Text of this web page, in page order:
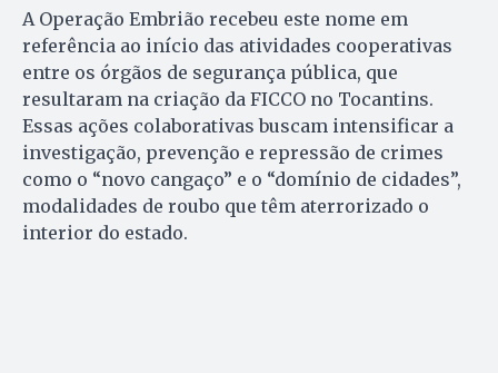
A Operação Embrião recebeu este nome em
referência ao início das atividades cooperativas
entre os órgãos de segurança pública, que
resultaram na criação da FICCO no Tocantins.
Essas ações colaborativas buscam intensificar a
investigação, prevenção e repressão de crimes
como o “novo cangaço” e o “domínio de cidades”,
modalidades de roubo que têm aterrorizado o
interior do estado.